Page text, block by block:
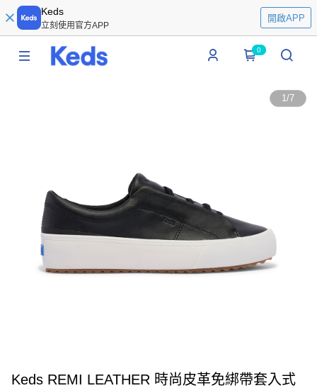
Keds
立刻使用官方APP
開啟APP
0
1/7
Keds REMI LEATHER 時尚皮革免綁帶套入式